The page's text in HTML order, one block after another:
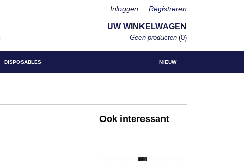
Inloggen Registreren
UW WINKELWAGEN
Geen producten (0)
NIEUW
DISPOSABLES
Ook interessant